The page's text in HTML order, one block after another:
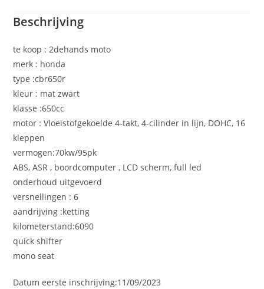
Beschrijving
te koop : 2dehands moto
merk : honda
type :cbr650r
kleur : mat zwart
klasse :650cc
motor : Vloeistofgekoelde 4-takt, 4-cilinder in lijn, DOHC, 16
kleppen
vermogen:70kw/95pk
ABS, ASR , boordcomputer , LCD scherm, full led
onderhoud uitgevoerd
versnellingen : 6
aandrijving :ketting
kilometerstand:6090
quick shifter
mono seat
Datum eerste inschrijving:11/09/2023